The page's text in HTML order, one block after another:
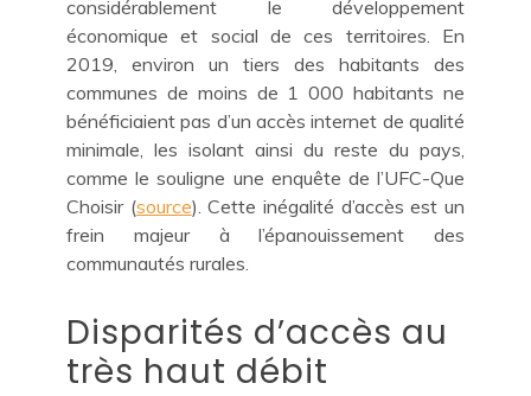
considérablement le développement
économique et social de ces territoires. En
2019, environ un tiers des habitants des
communes de moins de 1 000 habitants ne
bénéficiaient pas d’un accès internet de qualité
minimale, les isolant ainsi du reste du pays,
comme le souligne une enquête de l’UFC-Que
Choisir (source). Cette inégalité d’accès est un
frein majeur à l’épanouissement des
communautés rurales.
Disparités d’accès au
très haut débit